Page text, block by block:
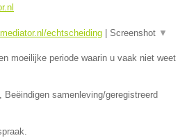
echtscheiding Screenshot ▼
moeilijke periode waarin u vaak niet weet
Beëindigen samenleving/geregistreerd